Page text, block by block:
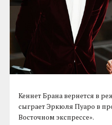
Кеннет Брана вернется в
сыграет Эркюля Пуаро в
Восточном экспрессе».